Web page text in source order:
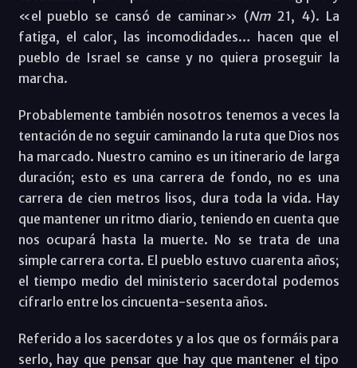
«el pueblo se cansó de caminar» (Nm21, 4). La
fatiga, el calor, las incomodidades… hacen que el
pueblo de Israel se canse y no quiera proseguir la
marcha.
Probablemente también nosotros tenemos a veces la
tentación de no seguir caminando la ruta que Dios nos
ha marcado. Nuestro camino es un itinerario de larga
duración; esto es una carrera de fondo, no es una
carrera de cien metros lisos, dura toda la vida. Hay
que mantener un ritmo diario, teniendo en cuenta que
nos ocupará hasta la muerte. No se trata de una
simple carrera corta. El pueblo estuvo cuarenta años;
el tiempo medio del ministerio sacerdotal podemos
cifrarlo entre los cincuenta-sesenta años.
Referido a los sacerdotes y a los que os formáis para
serlo, hay que pensar que hay que mantener el tipo